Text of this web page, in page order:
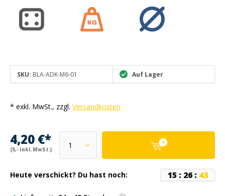
SKU: BLA-ADK-M6-01 Auf Lager
* exkl. MwSt., zzgl. Versandkosten
4,20 €*
(5,- inkl. MwSt.)
Heute verschickt? Du hast noch: 15 : 26: 43